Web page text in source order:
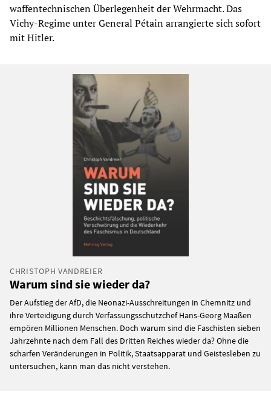
waffentechnischen Überlegenheit der Wehrmacht. Das
Vichy-Regime unter General Pétain arrangierte sich sofort
mit Hitler.
CHRISTOPH VANDREIER
Warum sind sie wieder da?
Der Aufstieg der AfD, die Neonazi-Ausschreitungen in Chemnitz und
ihre Verteidigung durch Verfassungsschutzchef Hans-Georg Maaßen
empören Millionen Menschen. Doch warum sind die Faschisten sieben
Jahrzehnte nach dem Fall des Dritten Reiches wieder da? Ohne die
scharfen Veränderungen in Politik, Staatsapparat und Geistesleben zu
untersuchen, kann man das nicht verstehen.